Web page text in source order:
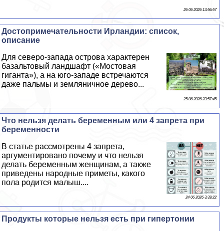
26 06 2026 13:56:57
Достопримечательности Ирландии: список,
описание
Для северо-запада острова хаpaктерен
базальтовый ландшафт («Мостовая
гиганта»), а на юго-западе встречаются
даже пальмы и земляничное дерево...
25 06 2026 23:57:45
Что нельзя делать беременным или 4 запрета при
беременности
В статье рассмотрены 4 запрета,
аргументировано почему и что нельзя
делать беременным женщинам, а также
приведены народные приметы, какого
пола родится малыш....
24 06 2026 3:39:22
Продукты которые нельзя есть при гипертонии